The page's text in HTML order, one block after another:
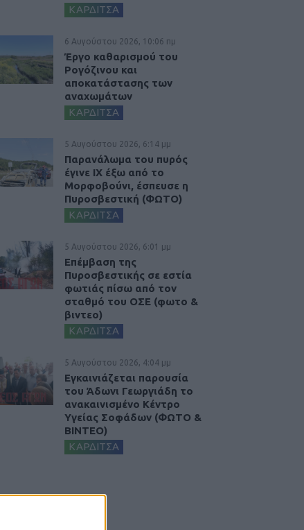
ΚΑΡΔΙΤΣΑ
6 Αυγούστου 2026, 10:06 πμ
Έργο καθαρισμού του
Ρογόζινου και
αποκατάστασης των
αναχωμάτων
ΚΑΡΔΙΤΣΑ
5 Αυγούστου 2026, 6:14 μμ
Παρανάλωμα του πυρός
έγινε ΙΧ έξω από το
Μορφοβούνι, έσπευσε η
Πυροσβεστική (ΦΩΤΟ)
ΚΑΡΔΙΤΣΑ
5 Αυγούστου 2026, 6:01 μμ
Επέμβαση της
Πυροσβεστικής σε εστία
φωτιάς πίσω από τον
σταθμό του ΟΣΕ (φωτο &
βιντεο)
ΚΑΡΔΙΤΣΑ
5 Αυγούστου 2026, 4:04 μμ
Εγκαινιάζεται παρουσία
του Άδωνι Γεωργιάδη το
ανακαινισμένο Κέντρο
Υγείας Σοφάδων (ΦΩΤΟ &
ΒΙΝΤΕΟ)
ΚΑΡΔΙΤΣΑ